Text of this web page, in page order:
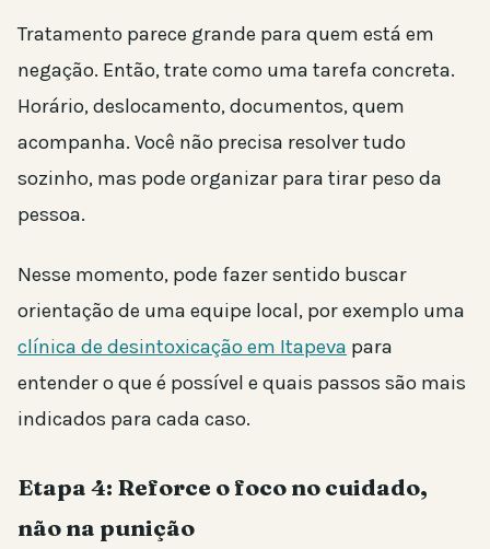
Tratamento parece grande para quem está em
negação. Então, trate como uma tarefa concreta.
Horário, deslocamento, documentos, quem
acompanha. Você não precisa resolver tudo
sozinho, mas pode organizar para tirar peso da
pessoa.
Nesse momento, pode fazer sentido buscar
orientação de uma equipe local, por exemplo uma
clínica de desintoxicação em Itapeva para
entender o que é possível e quais passos são mais
indicados para cada caso.
Etapa 4: Reforce o foco no cuidado,
não na punição